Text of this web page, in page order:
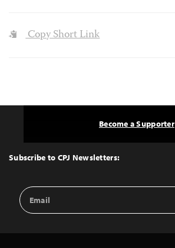
Copy Short Link
Top
Subscribe to CPJ Newsletters:
Email
Address
Become a Supporter